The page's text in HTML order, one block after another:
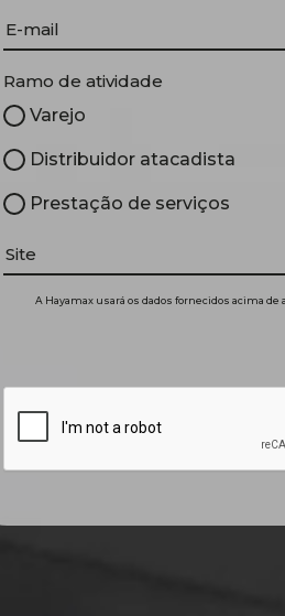
Ramo de atividade
Varejo
Distribuidor atacadista
Prestação de serviços
A Hayamax usará os dados fornecidos acima de